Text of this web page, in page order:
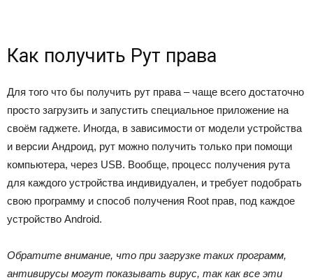
Как получить Рут права
Для того что бы получить рут права – чаще всего достаточно
просто загрузить и запустить специальное приложение на
своём гаджете. Иногда, в зависимости от модели устройства
и версии Андроид, рут можно получить только при помощи
компьютера, через USB. Вообще, процесс получения рута
для каждого устройства индивидуален, и требует подобрать
свою программу и способ получения Root прав, под каждое
устройство Android.
Обратите внимание, что при загрузке таких программ,
антивирусы могут показывать вирус, так как все эти